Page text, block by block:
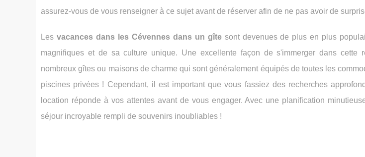
assurez-vous de vous renseigner à ce sujet avant de réserver afin de ne pas avoir de
Les vacances dans les Cévennes dans un gîtesont devenues de plus en plus
magnifiques et de sa culture unique. Une excellente façon de s'immerger dans
nombreux gîtes ou maisons de charme qui sont généralement équipés de toutes les
piscines privées ! Cependant, il est important que vous fassiez des recherches
location réponde à vos attentes avant de vous engager. Avec une planification
séjour incroyable rempli de souvenirs inoubliables !